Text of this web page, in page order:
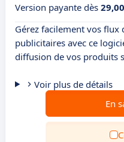
Version payante dès
Gérez facilement vos flux
publicitaires avec ce
diffusion de vos produits
Voir plus de détails
En